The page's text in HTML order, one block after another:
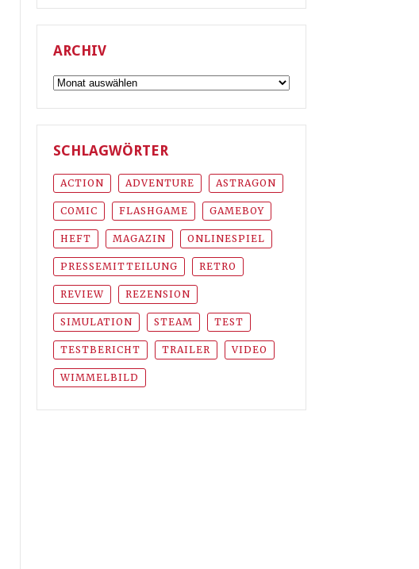
ARCHIV
Archiv
SCHLAGWÖRTER
ACTION ADVENTURE ASTRAGON
COMIC FLASHGAME GAMEBOY
HEFT MAGAZIN ONLINESPIEL
PRESSEMITTEILUNG RETRO
REVIEW REZENSION
SIMULATION STEAM TEST
TESTBERICHT TRAILER VIDEO
WIMMELBILD